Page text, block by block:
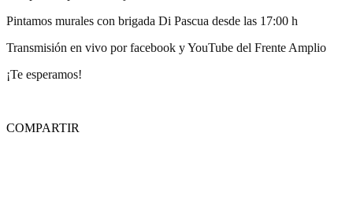
Pintamos murales con brigada Di Pascua desde las 17:00 h
Transmisión en vivo por facebook y YouTube del Frente Amplio
¡Te esperamos!
COMPARTIR